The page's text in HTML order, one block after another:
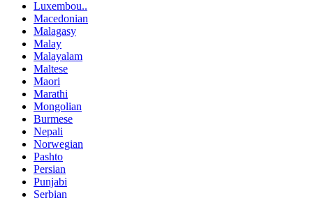
Luxembou..
Macedonian
Malagasy
Malay
Malayalam
Maltese
Maori
Marathi
Mongolian
Burmese
Nepali
Norwegian
Pashto
Persian
Punjabi
Serbian